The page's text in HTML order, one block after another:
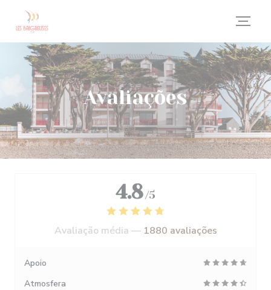
Painel de Gerenciamento de Cookies
Avaliações
4.8 /5
Avaliação média — 1880 avaliações
Apoio
Atmosfera